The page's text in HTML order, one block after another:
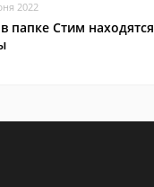
2022
папке Стим находятся